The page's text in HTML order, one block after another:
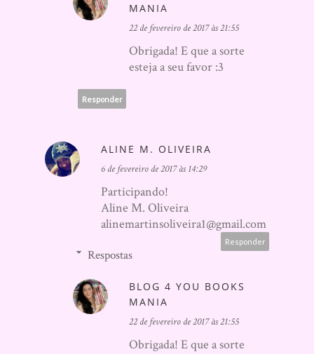
MANIA
22 de fevereiro de 2017 às 21:55
Obrigada! E que a sorte
esteja a seu favor :3
Responder
ALINE M. OLIVEIRA
6 de fevereiro de 2017 às 14:29
Participando!
Aline M. Oliveira
alinemartinsoliveira1@gmail.com
Responder
Respostas
BLOG 4 YOU BOOKS
MANIA
22 de fevereiro de 2017 às 21:55
Obrigada! E que a sorte